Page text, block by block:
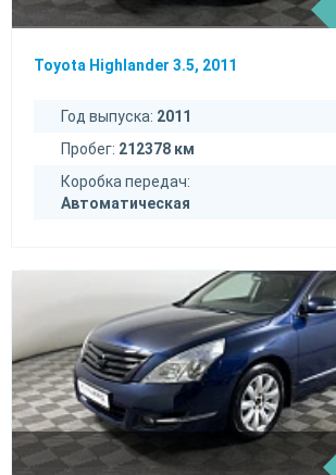
Toyota Highlander 3.5, 2011
Год выпуска: 2011
Пробег: 212378 км
Коробка передач:
Автоматическая